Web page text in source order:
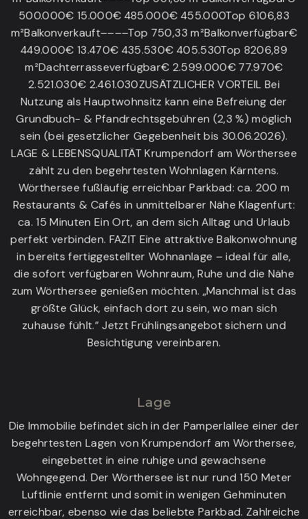
500.000€ 15.000€ 485.000€ 455.000Top 6106,83
m²Balkonverkauft––––Top 750,33 m²Balkonverfügbar€
449.000€ 13.470€ 435.530€ 405.530Top 8206,89
m²Dachterrasseverfügbar€ 2.599.000€ 77.970€
2.521.030€ 2.461.030ZUSÄTZLICHER VORTEIL Bei
Nutzung als Hauptwohnsitz kann eine Befreiung der
Grundbuch- & Pfandrechtsgebühren (2,3 %) möglich
sein (bei gesetzlicher Gegebenheit bis 30.06.2026).
LAGE & LEBENSQUALITÄT Krumpendorf am Wörthersee
zählt zu den begehrtesten Wohnlagen Kärntens.
Wörthersee fußläufig erreichbar Parkbad: ca. 200 m
Restaurants & Cafés in unmittelbarer Nähe Klagenfurt:
ca. 15 Minuten Ein Ort, an dem sich Alltag und Urlaub
perfekt verbinden. FAZIT Eine attraktive Balkonwohnung
in bereits fertiggestellter Wohnanlage – ideal für alle,
die sofort verfügbaren Wohnraum, Ruhe und die Nähe
zum Wörthersee genießen möchten. „Manchmal ist das
größte Glück, einfach dort zu sein, wo man sich
zuhause fühlt.“ Jetzt Frühlingsangebot sichern und
Besichtigung vereinbaren.
Lage
Die Immobilie befindet sich in der Pamperlallee einer der
begehrtesten Lagen von Krumpendorf am Wörthersee,
eingebettet in eine ruhige und gewachsene
Wohngegend. Der Wörthersee ist nur rund 150 Meter
Luftlinie entfernt und somit in wenigen Gehminuten
erreichbar, ebenso wie das beliebte Parkbad. Zahlreiche